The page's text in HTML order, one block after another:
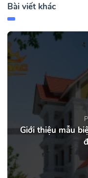
Bài viết khác
Giới thiệu mẫu